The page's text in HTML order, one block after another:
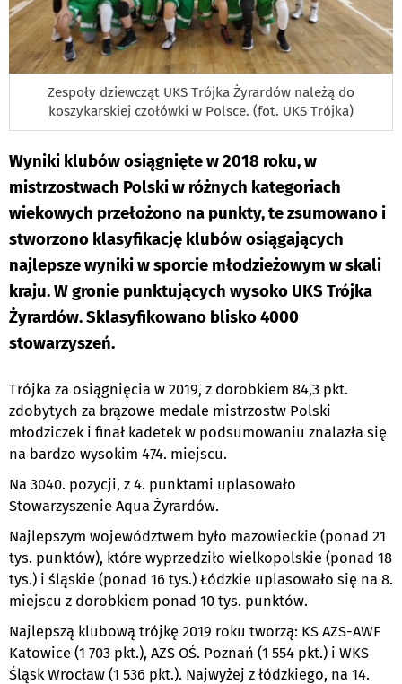
Zespoły dziewcząt UKS Trójka Żyrardów należą do
koszykarskiej czołówki w Polsce. (fot. UKS Trójka)
Wyniki klubów osiągnięte w 2018 roku, w
mistrzostwach Polski w różnych kategoriach
wiekowych przełożono na punkty, te zsumowano i
stworzono klasyfikację klubów osiągających
najlepsze wyniki w sporcie młodzieżowym w skali
kraju. W gronie punktujących wysoko UKS Trójka
Żyrardów. Sklasyfikowano blisko 4000
stowarzyszeń.
Trójka za osiągnięcia w 2019, z dorobkiem 84,3 pkt.
zdobytych za brązowe medale mistrzostw Polski
młodziczek i finał kadetek w podsumowaniu znalazła się
na bardzo wysokim 474. miejscu.
Na 3040. pozycji, z 4. punktami uplasowało
Stowarzyszenie Aqua Żyrardów.
Najlepszym województwem było mazowieckie (ponad 21
tys. punktów), które wyprzedziło wielkopolskie (ponad 18
tys.) i śląskie (ponad 16 tys.) Łódzkie uplasowało się na 8.
miejscu z dorobkiem ponad 10 tys. punktów.
Najlepszą klubową trójkę 2019 roku tworzą: KS AZS-AWF
Katowice (1 703 pkt.), AZS OŚ. Poznań (1 554 pkt.) i WKS
Śląsk Wrocław (1 536 pkt.). Najwyżej z łódzkiego, na 14.